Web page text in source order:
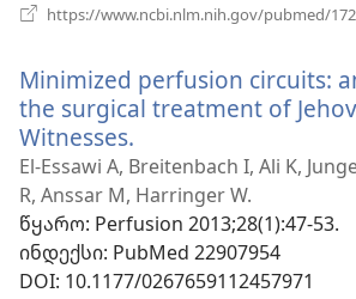
https://www.ncbi.nlm.nih.gov/pubmed/
Minimized perfusion circuits:
the surgical treatment of
Witnesses.
ახალი
ფანჯარა)
El-Essawi A, Breitenbach I, Ali K,
R, Anssar M, Harringer W.
წყარო‎: Perfusion 2013;28(1):47-53.
ინდექსი‎: PubMed 22907954
DOI‎: 10.1177/0267659112457971